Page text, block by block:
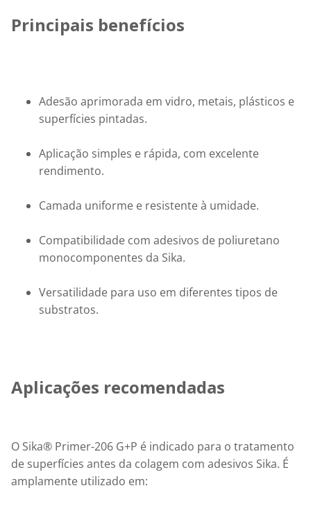
Principais benefícios
Adesão aprimorada em vidro, metais, plásticos e
superfícies pintadas.
Aplicação simples e rápida, com excelente
rendimento.
Camada uniforme e resistente à umidade.
Compatibilidade com adesivos de poliuretano
monocomponentes da Sika.
Versatilidade para uso em diferentes tipos de
substratos.
Aplicações recomendadas
O Sika® Primer-206 G+P é indicado para o tratamento
de superfícies antes da colagem com adesivos Sika. É
amplamente utilizado em: